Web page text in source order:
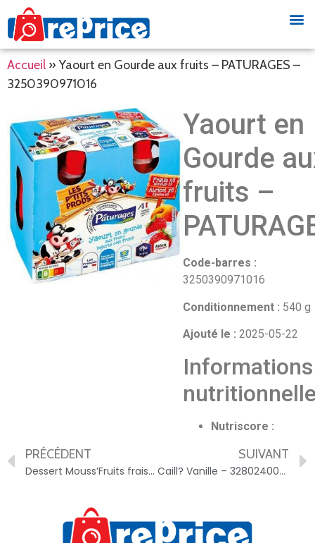
Accueil »Yaourt en Gourde aux fruits – PATURAGES –
3250390971016
Yaourt en
Gourde
fruits –
Code-barres :
3250390971016
Conditionnement : 540 g
Ajouté le : 2025-05-22
Informations
Nutriscore :
PRÉCÉDENT
Dessert Mouss’Fruits fraise-p?che-framboise P?turages – 3250390411161
SUIVANT
Caill? Vanille – 3280240005004